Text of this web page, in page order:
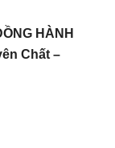
HÀNH
Chất –